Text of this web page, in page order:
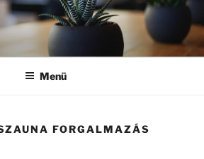
Menü
FORGALMAZÁS